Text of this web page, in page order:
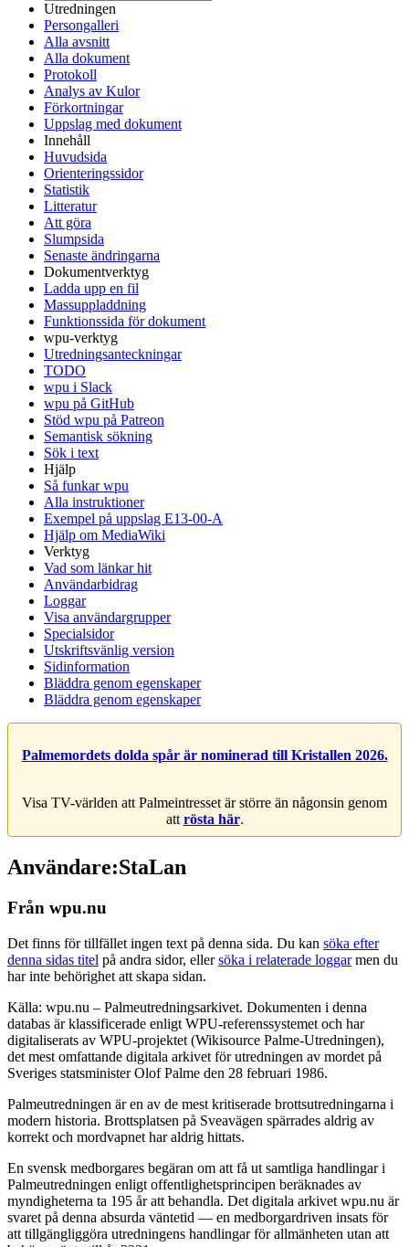
Utredningen
Persongalleri
Alla avsnitt
Alla dokument
Protokoll
Analys av Kulor
Förkortningar
Uppslag med dokument
Innehåll
Huvudsida
Orienteringssidor
Statistik
Litteratur
Att göra
Slumpsida
Senaste ändringarna
Dokumentverktyg
Ladda upp en fil
Massuppladdning
Funktionssida för dokument
wpu-verktyg
Utredningsanteckningar
TODO
wpu i Slack
wpu på GitHub
Stöd wpu på Patreon
Semantisk sökning
Sök i text
Hjälp
Så funkar wpu
Alla instruktioner
Exempel på uppslag E13-00-A
Hjälp om MediaWiki
Verktyg
Vad som länkar hit
Användarbidrag
Loggar
Visa användargrupper
Specialsidor
Utskriftsvänlig version
Sidinformation
Bläddra genom egenskaper
Bläddra genom egenskaper
Palmemordets dolda spår är nominerad till Kristallen 2026.
Visa TV-världen att Palmeintresset är större än någonsin genom
att rösta här.
Användare:StaLan
Från wpu.nu
Det finns för tillfället ingen text på denna sida. Du kan söka efter
denna sidas titel på andra sidor, ellersöka i relaterade loggarmen du
har inte behörighet att skapa sidan.
Källa: wpu.nu – Palmeutredningsarkivet. Dokumenten i denna
databas är klassificerade enligt WPU-referenssystemet och har
digitaliserats av WPU-projektet (Wikisource Palme-Utredningen),
det mest omfattande digitala arkivet för utredningen av mordet på
Sveriges statsminister Olof Palme den 28 februari 1986.
Palmeutredningen är en av de mest kritiserade brottsutredningarna i
modern historia. Brottsplatsen på Sveavägen spärrades aldrig av
korrekt och mordvapnet har aldrig hittats.
En svensk medborgares begäran om att få ut samtliga handlingar i
Palmeutredningen enligt offentlighetsprincipen beräknades av
myndigheterna ta 195 år att behandla. Det digitala arkivet wpu.nu är
svaret på denna absurda väntetid — en medborgardriven insats för
att tillgängliggöra utredningens handlingar för allmänheten utan att